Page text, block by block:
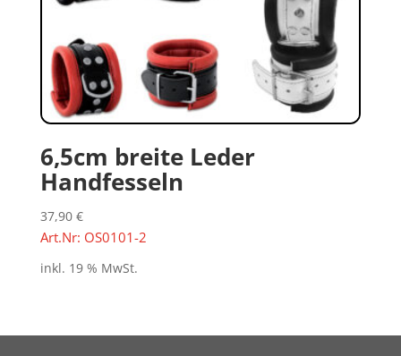
6,5cm breite Leder
Handfesseln
37,90 €
Art.Nr: OS0101-2
inkl. 19 % MwSt.